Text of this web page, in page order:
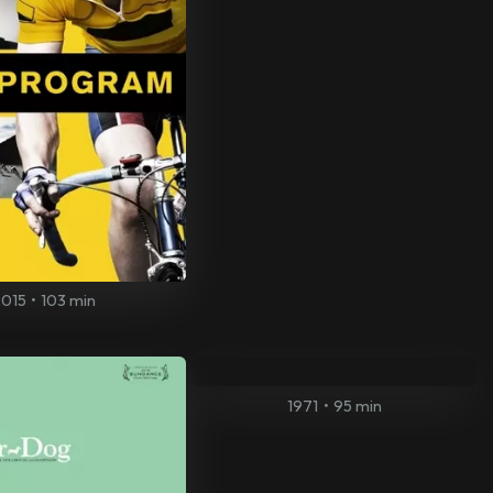
• 103 min
1971 • 95 min